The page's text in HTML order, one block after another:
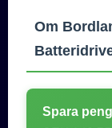
Om
Spara